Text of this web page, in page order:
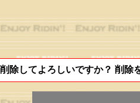
除してよろしいですか？ 削除